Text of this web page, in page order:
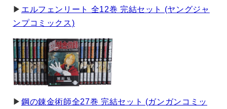
▶︎ エルフェンリート 全12巻 完結セット (ヤングジャ
ンプコミックス)
▶︎ 鋼の錬金術師全27巻 完結セット (ガンガンコミッ